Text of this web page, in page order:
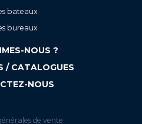
bateaux
bureaux
NOUS ?
/ CATALOGUES
NOUS
de vente